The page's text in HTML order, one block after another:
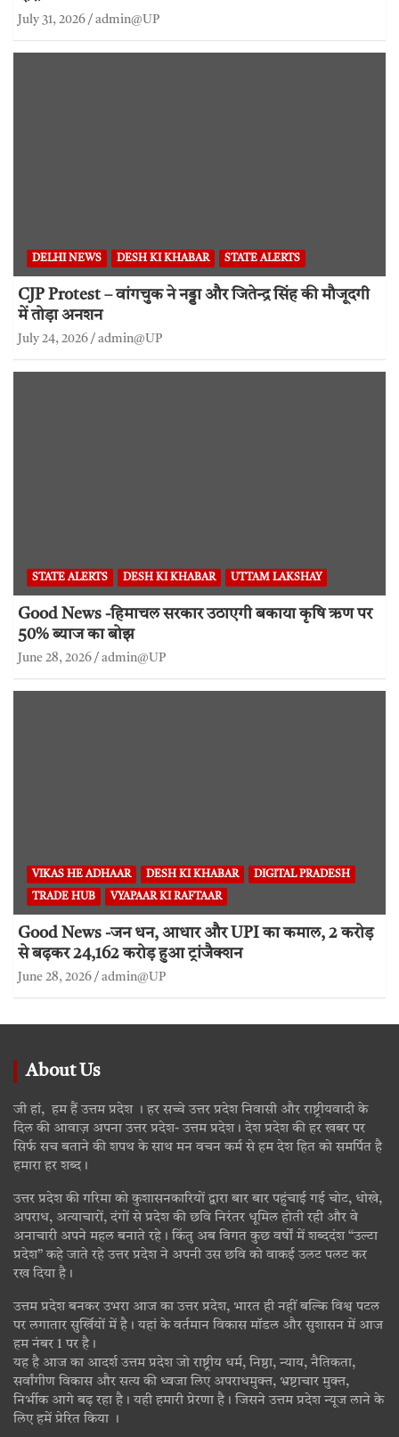
July 31, 2026 admin@UP
DELHI NEWS DESH KI KHABAR STATE ALERTS
CJP Protest – वांगचुक ने नड्डा और जितेन्द्र सिंह की मौजूदगी
में तोड़ा अनशन
July 24, 2026 admin@UP
STATE ALERTS DESH KI KHABAR UTTAM LAKSHAY
Good News -हिमाचल सरकार उठाएगी बकाया कृषि ऋण पर
50% ब्याज का बोझ
June 28, 2026 admin@UP
VIKAS HE ADHAAR DESH KI KHABAR DIGITAL PRADESH
TRADE HUB VYAPAAR KI RAFTAAR
Good News -जन धन, आधार और UPI का कमाल, 2 करोड़
से बढ़कर 24,162 करोड़ हुआ ट्रांजैक्शन
June 28, 2026 admin@UP
About Us
जी हां, हम हैं उत्तम प्रदेश । हर सच्चे उत्तर प्रदेश निवासी और राष्ट्रीयवादी के
दिल की आवाज़ अपना उत्तर प्रदेश- उत्तम प्रदेश। देश प्रदेश की हर खबर पर
सिर्फ सच बताने की शपथ के साथ मन वचन कर्म से हम देश हित को समर्पित है
हमारा हर शब्द।
उत्तर प्रदेश की गरिमा को कुशासनकारियों द्वारा बार बार पहुंचाई गई चोट, धोखे,
अपराध, अत्याचारों, दंगों से प्रदेश की छवि निरंतर धूमिल होती रही और वे
अनाचारी अपने महल बनाते रहे। किंतु अब विगत कुछ वर्षों में शब्ददंश “उल्टा
प्रदेश” कहे जाते रहे उत्तर प्रदेश ने अपनी उस छवि को वाकई उलट पलट कर
रख दिया है।
उत्तम प्रदेश बनकर उभरा आज का उत्तर प्रदेश, भारत ही नहीं बल्कि विश्व पटल
पर लगातार सुर्खियों में है। यहां के वर्तमान विकास मॉडल और सुशासन में आज
हम नंबर 1 पर है।
यह है आज का आदर्श उत्तम प्रदेश जो राष्ट्रीय धर्म, निष्ठा, न्याय, नैतिकता,
सर्वांगीण विकास और सत्य की ध्वजा लिए अपराधमुक्त, भ्रष्टाचार मुक्त,
निर्भीक आगे बढ़ रहा है। यही हमारी प्रेरणा है। जिसने उत्तम प्रदेश न्यूज लाने के
लिए हमें प्रेरित किया ।